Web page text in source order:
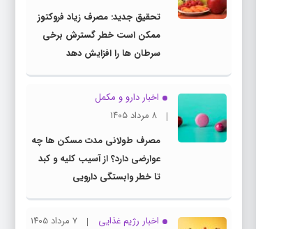
تحقیق جدید: مصرف زیاد فروکتوز
ممکن است خطر گسترش برخی
سرطان ها را افزایش دهد
اخبار دارو و مکمل
۸ مرداد ۱۴۰۵
مصرف طولانی مدت مسکن ها چه
عوارضی دارد؟ از آسیب کلیه و کبد
تا خطر وابستگی دارویی
اخبار رژیم غذایی
۷ مرداد ۱۴۰۵